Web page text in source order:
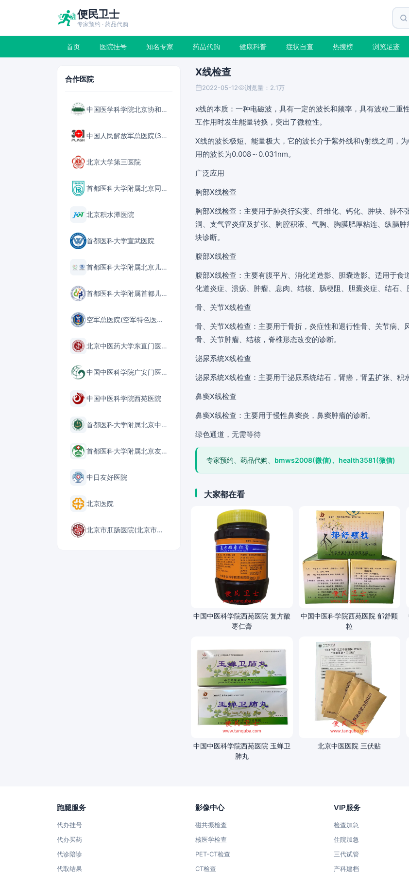
便民卫士
专家预约 · 药品代购
首页 医院挂号 知名专家 药品代购 健康科普 症状自查 热搜榜 浏览足迹
合作医院
中国医学科学院北京协和医院
中国人民解放军总医院(301医院)
北京大学第三医院
首都医科大学附属北京同仁医院
北京积水潭医院
首都医科大学宣武医院
首都医科大学附属北京儿童医院
首都医科大学附属首都儿童医学中心
空军总医院(空军特色医学中心)
北京中医药大学东直门医院
中国中医科学院广安门医院
中国中医科学院西苑医院
首都医科大学附属北京中医医院
首都医科大学附属北京友谊医院
中日友好医院
北京医院
北京市肛肠医院(北京市二龙路医院)
X线检查
2022-05-12 浏览量：2.1万
x线的本质：一种电磁波，具有一定的波长和频率，具有波粒二重
互作用时发生能量转换，突出了微粒性。
X线的波长极短、能量极大，它的波长介于紫外线和γ射线之间，
用的波长为0.008～0.031nm。
广泛应用
胸部X线检查
胸部X线检查：主要用于肺炎行实变、纤维化、钙化、肿块、肺不
洞、支气管炎症及扩张、胸腔积液、气胸、胸膜肥厚粘连、纵膈
块诊断。
腹部X线检查
腹部X线检查：主要有腹平片、消化道造影、胆囊造影。适用于食
化道炎症、溃疡、肿瘤、息肉、结核、肠梗阻、胆囊炎症、结石、
骨、关节X线检查
骨、关节X线检查：主要用于骨折，炎症性和退行性骨、关节病、
骨、关节肿瘤、结核，脊椎形态改变的诊断。
泌尿系统X线检查
泌尿系统X线检查：主要用于泌尿系统结石，肾癌，肾盂扩张、积
鼻窦X线检查
鼻窦X线检查：主要用于慢性鼻窦炎，鼻窦肿瘤的诊断。
绿色通道，无需等待
专家预约、药品代购、 bmws2008(微信)、health3581(微信)
大家都在看
中国中医科学院西苑医院 复方酸
枣仁膏
中国中医科学院西苑医院 郁舒颗
粒
中国中医科学院西苑医院 玉蝉卫
肺丸
北京中医医院 三伏贴
跑腿服务
代办挂号
代办买药
代诊陪诊
代取结果
影像中心
磁共振检查
核医学检查
PET-CT检查
CT检查
VIP服务
检查加急
住院加急
三代试管
产科建档